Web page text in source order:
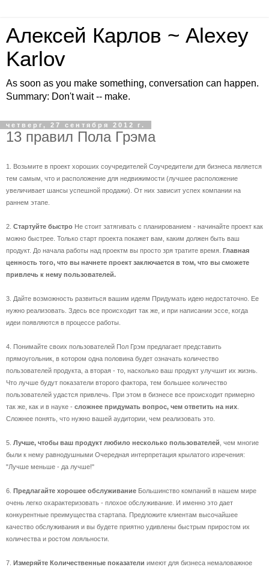
Алексей Карлов ~ Alexey
Karlov
As soon as you make something, conversation can happen.
Summary: Don't wait -- make.
четверг, 27 сентября 2012 г.
13 правил Пола Грэма
1. Возьмите в проект хороших соучредителей Соучредители для бизнеса является
тем самым, что и расположение для недвижимости (лучшее расположение
увеличивает шансы успешной продажи). От них зависит успех компании на
раннем этапе.
2. Стартуйте быстро Не стоит затягивать с планированием - начинайте проект как
можно быстрее. Только старт проекта покажет вам, каким должен быть ваш
продукт. До начала работы над проектм вы просто зря тратите время. Главная
ценность того, что вы начнете проект заключается в том, что вы сможете
привлечь к нему пользователей.
3. Дайте возможность развиться вашим идеям Придумать идею недостаточно. Ее
нужно реализовать. Здесь все происходит так же, и при написании эссе, когда
идеи появляются в процессе работы.
4. Понимайте своих пользователей Пол Грэм предлагает представить
прямоугольник, в котором одна половина будет означать количество
пользователей продукта, а вторая - то, насколько ваш продукт улучшит их жизнь.
Что лучше будут показатели второго фактора, тем большее количество
пользователей удастся привлечь. При этом в бизнесе все происходит примерно
так же, как и в науке - сложнее придумать вопрос, чем ответить на них
Сложнее понять, что нужно вашей аудитории, чем реализовать это.
5. Лучше, чтобы ваш продукт любило несколько пользователей , чем многие
были к нему равнодушными Очередная интерпретация крылатого изречения:
"Лучше меньше - да лучше!"
6. Предлагайте хорошее обслуживание Большинство компаний в нашем мире
очень легко охарактеризовать - плохое обслуживание. И именно это дает
конкурентные преимущества стартапа. Предложите клиентам высочайшее
качество обслуживания и вы будете приятно удивлены быстрым приростом их
количества и ростом лояльности.
7. Измеряйте Количественные показатели имеют для бизнеса немаловажное